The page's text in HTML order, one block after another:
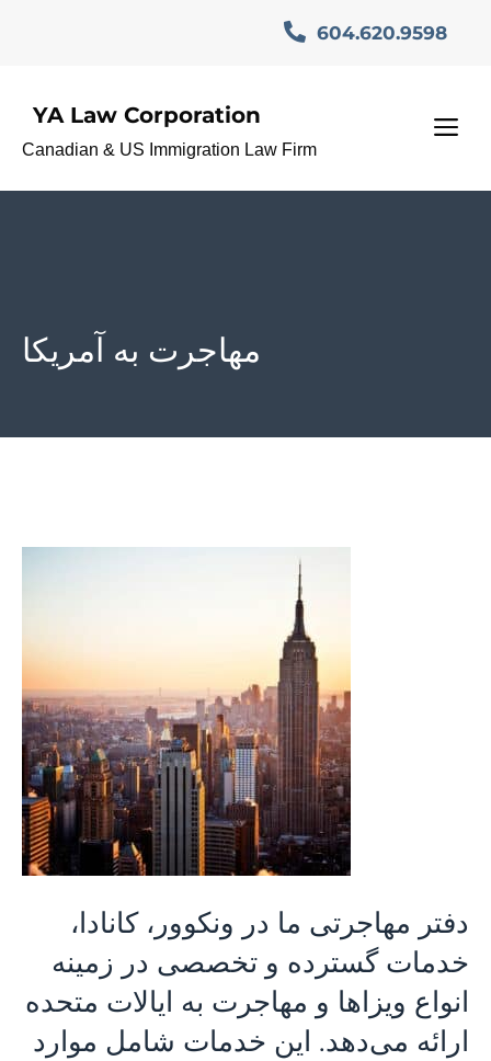
604.620.9598
YA Law Corporation
Canadian & US Immigration Law Firm
مهاجرت به آمریکا
دفتر مهاجرتی ما در ونکوور، کانادا،
خدمات گسترده و تخصصی در زمینه
انواع ویزاها و مهاجرت به ایالات متحده
ارائه می‌دهد. این خدمات شامل موارد